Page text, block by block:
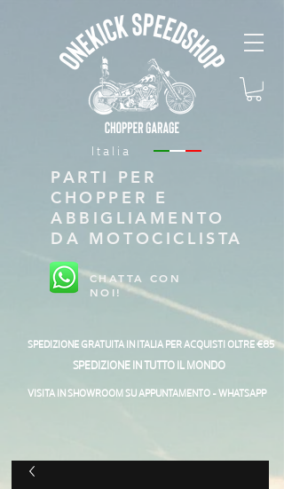
Italia
PARTI PER
CHOPPER E
ABBIGLIAMENTO
DA MOTOCICLISTA
CHATTA CON
NOI!
SPEDIZIONE GRATUITA IN ITALIA PER ACQUISTI OLTRE €85
SPEDIZIONE IN TUTTO IL MONDO
VISITA IN SHOWROOM SU APPUNTAMENTO - WHATSAPP